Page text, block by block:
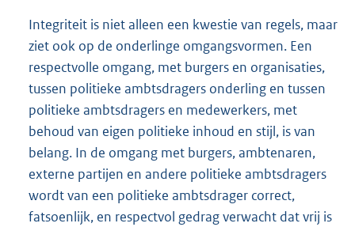
Integriteit is niet alleen een kwestie van regels, maar
ziet ook op de onderlinge omgangsvormen. Een
respectvolle omgang, met burgers en organisaties,
tussen politieke ambtsdragers onderling en tussen
politieke ambtsdragers en medewerkers, met
behoud van eigen politieke inhoud en stijl, is van
belang. In de omgang met burgers, ambtenaren,
externe partijen en andere politieke ambtsdragers
wordt van een politieke ambtsdrager correct,
fatsoenlijk, en respectvol gedrag verwacht dat vrij is